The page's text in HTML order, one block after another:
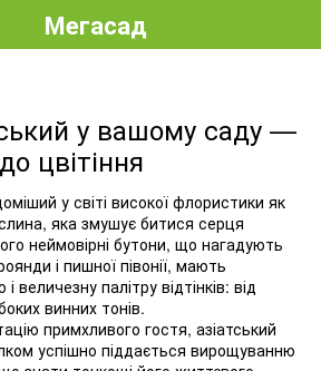
Мегасад
у вашому саду —
цвітіння
у світі високої флористики як
яка змушує битися серця
неймовірні бутони, що нагадують
і пишної півонії, мають
величезну палітру відтінків: від
винних тонів.
примхливого гостя, азіатський
успішно піддається вирощуванню